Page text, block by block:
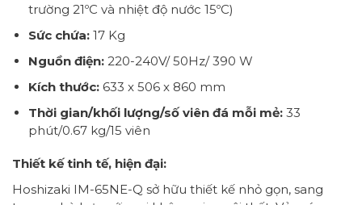
trường 21ºC và nhiệt độ nước 15ºC)
Sức chứa:17 Kg
Nguồn điện:220-240V/ 50Hz/ 390 W
Kích thước:633 x 506 x 860 mm
Thời gian/khối lượng/số viên đá mỗi mẻ:33
phút/0.67 kg/15 viên
Thiết kế tinh tế, hiện đại:
Hoshizaki IM-65NE-Q sở hữu thiết kế nhỏ gọn, sang